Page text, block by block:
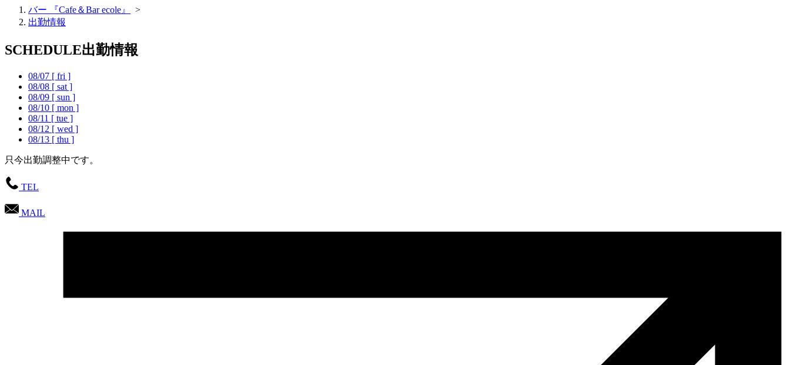
バー 『Cafe＆Bar ecole』
>
出勤情報
SCHEDULE出勤情報
08/07 [ fri ]
08/08 [ sat ]
08/09 [ sun ]
08/10 [ mon ]
08/11 [ tue ]
08/12 [ wed ]
08/13 [ thu ]
只今出勤調整中です。
TEL
MAIL